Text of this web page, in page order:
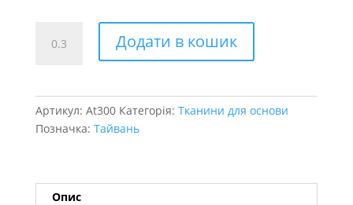
щільний
Додати в кошик
Артикул: At300 Категорія: Тканини для основи
Позначка: Тайвань
Опис